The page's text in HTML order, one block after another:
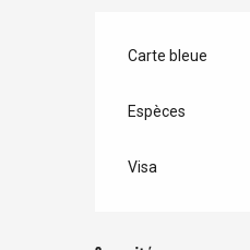
Carte bleue
Espèces
Visa